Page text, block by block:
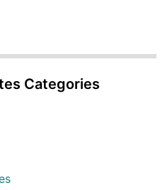
Categories